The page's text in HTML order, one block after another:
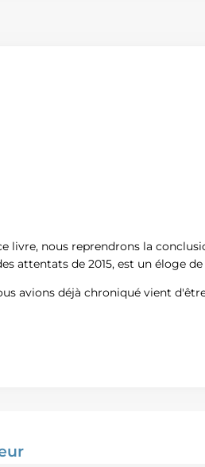
livre, nous reprendrons la
attentats de 2015, est un éloge
avions déjà chroniqué vient